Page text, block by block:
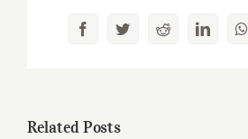
FacebookTwitterRedditLinkedIn
Related Posts